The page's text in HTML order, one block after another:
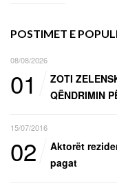
POSTIMET E
08/08/2026
01
ZOTI
QËNDRIMIN
15/07/2016
02
Aktorët
pagat